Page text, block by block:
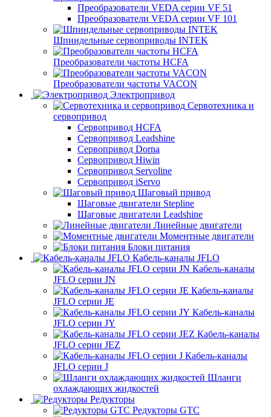
Преобразователи VEDA серии VF 51
Преобразователи VEDA серии VF 101
Шпиндельные сервоприводы INTEK
Преобразователи частоты HCFA
Преобразователи частоты VACON
Электропривод
Сервотехника и
сервопривод
Сервопривод HCFA
Сервопривод Leadshine
Сервопривод Dorna
Сервопривод Hiwin
Сервопривод Servoline
Сервопривод iServo
Шаговый привод
Шаговые двигатели Stepline
Шаговые двигатели Leadshine
Линейные двигатели
Моментные двигатели
Блоки питания
Кабель-каналы JFLO
Кабель-каналы
JFLO серии JN
Кабель-каналы
JFLO серии JE
Кабель-каналы
JFLO серии JY
Кабель-каналы
JFLO серии JEZ
Кабель-каналы
JFLO серии J
Шланги
охлаждающих жидкостей
Редукторы
Редукторы GTC